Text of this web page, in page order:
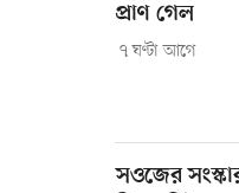
প্রাণ গেল
৭ ঘণ্টা আগে
সওজের